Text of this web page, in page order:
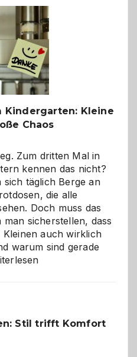
wann
ist
eine
Hundepension
die
richtige
Kindergarten: Kleine
Chaos
Zum dritten Mal in
kennen das nicht?
täglich Berge an
die alle
Doch muss das
sicherstellen, dass
Kleinen auch wirklich
warum sind gerade
Stil trifft Komfort